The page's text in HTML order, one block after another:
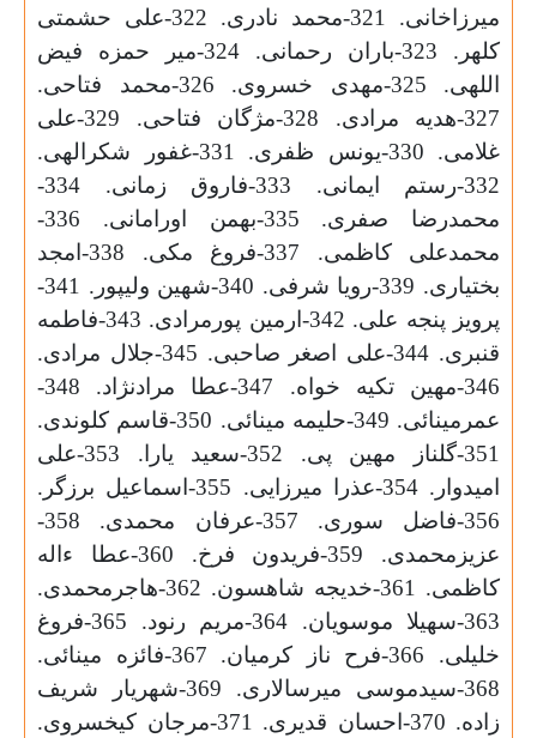
میرزاخانی. 321-محمد نادری. 322-علی حشمتی
کلهر. 323-باران رحمانی. 324-میر حمزه فیض
اللهی. 325-مهدی خسروی. 326-محمد فتاحی.
327-هدیه مرادی. 328-مژگان فتاحی. 329-علی
غلامی. 330-یونس ظفری. 331-غفور شکرالهی.
332-رستم ایمانی. 333-فاروق زمانی. 334-
محمدرضا صفری. 335-بهمن اورامانی. 336-
محمدعلی کاظمی. 337-فروغ مکی. 338-امجد
بختیاری. 339-رویا شرفی. 340-شهین ولیپور. 341-
پرویز پنجه علی. 342-ارمین پورمرادی. 343-فاطمه
قنبری. 344-علی اصغر صاحبی. 345-جلال مرادی.
346-مهین تکیە خواە. 347-عطا مرادنژاد. 348-
عمرمینائی. 349-حلیمه مینائی. 350-قاسم کلوندی.
351-گلناز مهین پی. 352-سعید یارا. 353-علی
امیدوار. 354-عذرا میرزایی. 355-اسماعیل برزگر.
356-فاضل سوری. 357-عرفان محمدی. 358-
عزیزمحمدی. 359-فریدون فرخ. 360-عطا ءاله
کاظمی. 361-خدیجه شاهسون. 362-هاجرمحمدی.
363-سهیلا موسویان. 364-مریم رنود. 365-فروغ
خلیلی. 366-فرح ناز کرمیان. 367-فائزه مینائی.
368-سیدموسی میرسالاری. 369-شهریار شریف
زاده. 370-احسان قدیری. 371-مرجان کیخسروی.